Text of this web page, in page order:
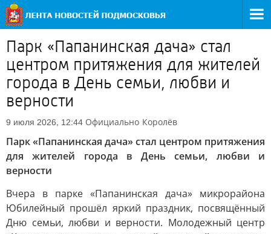
Парк «Папанинская дача» стал
центром притяжения для жителей
города в День семьи, любви и
верности
9 июля 2026, 12:44 Официально Королёв
Парк «Папанинская дача» стал центром притяжения
для жителей города в День семьи, любви и
верности
Вчера в парке «Папанинская дача» микрорайона
Юбилейный прошёл яркий праздник, посвящённый
Дню семьи, любви и верности. Молодежный центр